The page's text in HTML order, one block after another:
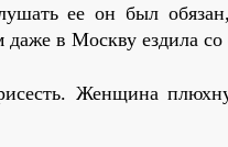
ее он был
в Москву ездила
Женщина